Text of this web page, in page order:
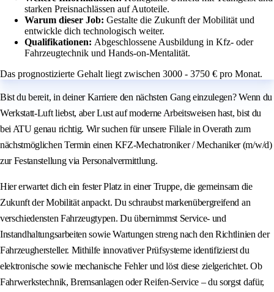
starken Preisnachlässen auf Autoteile.
Warum dieser Job: Gestalte die Zukunft der Mobilität und
entwickle dich technologisch weiter.
Qualifikationen: Abgeschlossene Ausbildung in Kfz- oder
Fahrzeugtechnik und Hands-on-Mentalität.
Das prognostizierte Gehalt liegt zwischen 3000 - 3750 € pro Monat.
Bist du bereit, in deiner Karriere den nächsten Gang einzulegen? Wenn du
Werkstatt-Luft liebst, aber Lust auf moderne Arbeitsweisen hast, bist du
bei ATU genau richtig. Wir suchen für unsere Filiale in Overath zum
nächstmöglichen Termin einen KFZ-Mechatroniker / Mechaniker (m/w/d)
zur Festanstellung via Personalvermittlung.
Hier erwartet dich ein fester Platz in einer Truppe, die gemeinsam die
Zukunft der Mobilität anpackt. Du schraubst markenübergreifend an
verschiedensten Fahrzeugtypen. Du übernimmst Service- und
Instandhaltungsarbeiten sowie Wartungen streng nach den Richtlinien der
Fahrzeughersteller. Mithilfe innovativer Prüfsysteme identifizierst du
elektronische sowie mechanische Fehler und löst diese zielgerichtet. Ob
Fahrwerkstechnik, Bremsanlagen oder Reifen-Service – du sorgst dafür,